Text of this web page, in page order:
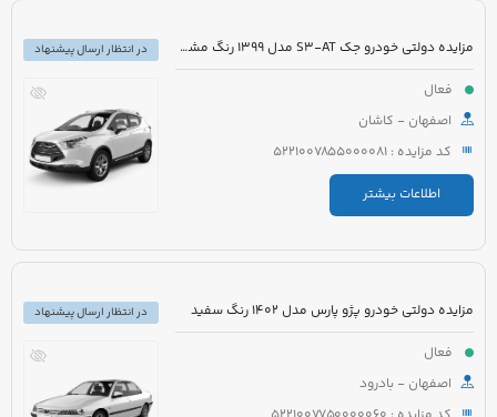
مزایده دولتی خودرو جک S3-AT مدل 1399 رنگ مشکی
فعال
اصفهان - کاشان
کد مزایده : 5221007855000081
اطلاعات بیشتر
در انتظار ارسال پیشنهاد
مزایده دولتی خودرو پژو پارس مدل 1402 رنگ سفید
فعال
اصفهان - بادرود
در انتظار ارسال پیشنهاد